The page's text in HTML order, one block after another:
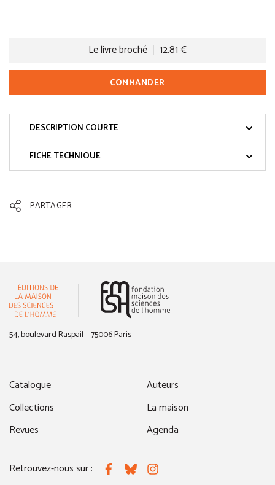
Le livre broché 12.81 €
COMMANDER
DESCRIPTION COURTE
FICHE TECHNIQUE
PARTAGER
54, boulevard Raspail – 75006 Paris
Catalogue
Collections
Revues
Auteurs
La maison
Agenda
Retrouvez-nous sur : FacebookBlueskyInstagram